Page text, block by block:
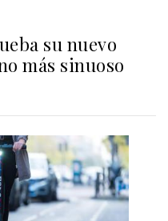
su nuevo
más sinuoso